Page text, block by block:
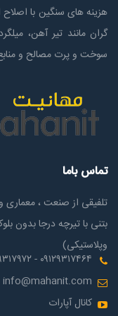
هزینه های سنگین با
گران مانند تیر آهن،
سوخت و پرت مصالح و
تماس باما
تلفیقی از صنعت ،
بتنی با تیرچه درجا بدون
وپلاستیکی)
۰۹۱۲۹۳۱۷۴۶۴ - ۰۹۱۲۹۳۱۷۹۷۲
info@mahanit.com
کانال آپارات